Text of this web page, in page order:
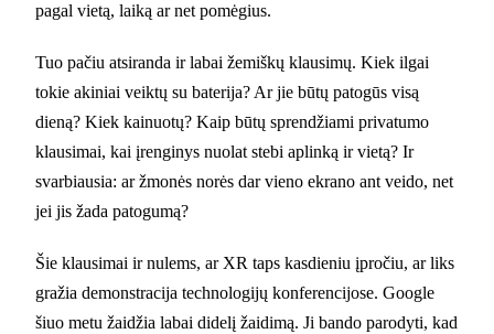
pagal vietą, laiką ar net pomėgius.
Tuo pačiu atsiranda ir labai žemiškų klausimų. Kiek ilgai
tokie akiniai veiktų su baterija? Ar jie būtų patogūs visą
dieną? Kiek kainuotų? Kaip būtų sprendžiami privatumo
klausimai, kai įrenginys nuolat stebi aplinką ir vietą? Ir
svarbiausia: ar žmonės norės dar vieno ekrano ant veido, net
jei jis žada patogumą?
Šie klausimai ir nulems, ar XR taps kasdieniu įpročiu, ar liks
gražia demonstracija technologijų konferencijose. Google
šiuo metu žaidžia labai didelį žaidimą. Ji bando parodyti, kad